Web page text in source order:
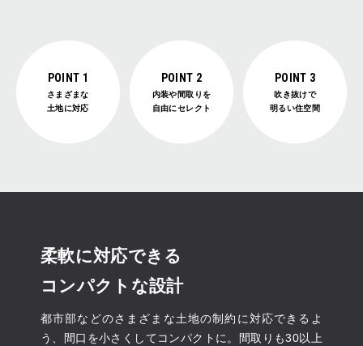
POINT 1
さまざまな
土地に対応
POINT 2
内装や間取りを
自由にセレクト
POINT 3
吹き抜けで
明るい住空間
柔軟に対応できる
コンパクトな設計
都市部などのさまざまな土地の制約に対応できるよ
う、間口を小さくしてコンパクトに。間取りも30以上